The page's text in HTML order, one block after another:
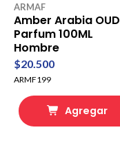
ARMAF
Amber Arabia OUD
Parfum 100ML
Hombre
$20.500
ARMF199
Agregar